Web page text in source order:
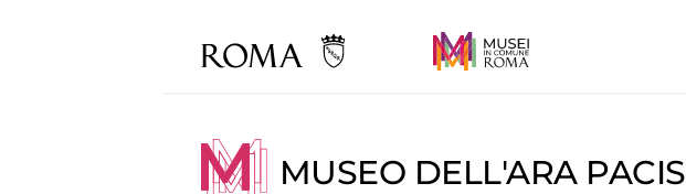
MUSEO DELL'ARA PACIS